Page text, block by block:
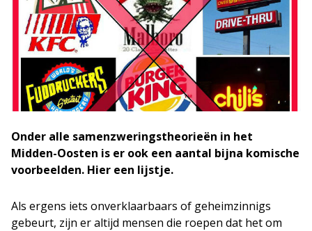
Onder alle samenzweringstheorieën in het
Midden-Oosten is er ook een aantal bijna komische
voorbeelden. Hier een lijstje.
Als ergens iets onverklaarbaars of geheimzinnigs
gebeurt, zijn er altijd mensen die roepen dat het om